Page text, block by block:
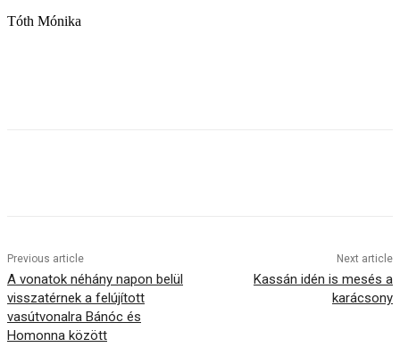
Tóth Mónika
Previous article
A vonatok néhány napon belül
visszatérnek a felújított
vasútvonalra Bánóc és
Homonna között
Next article
Kassán idén is mesés a
karácsony